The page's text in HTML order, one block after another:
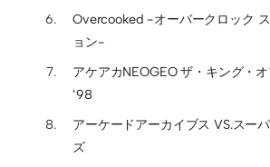
Overcooked -オーバークロック
ョン-
アケアカNEOGEO ザ・キング・
’98
アーケードアーカイブス VS.スー
ズ